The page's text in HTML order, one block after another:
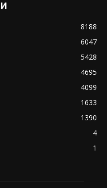
8188
6047
5428
4695
4099
1633
1390
4
1